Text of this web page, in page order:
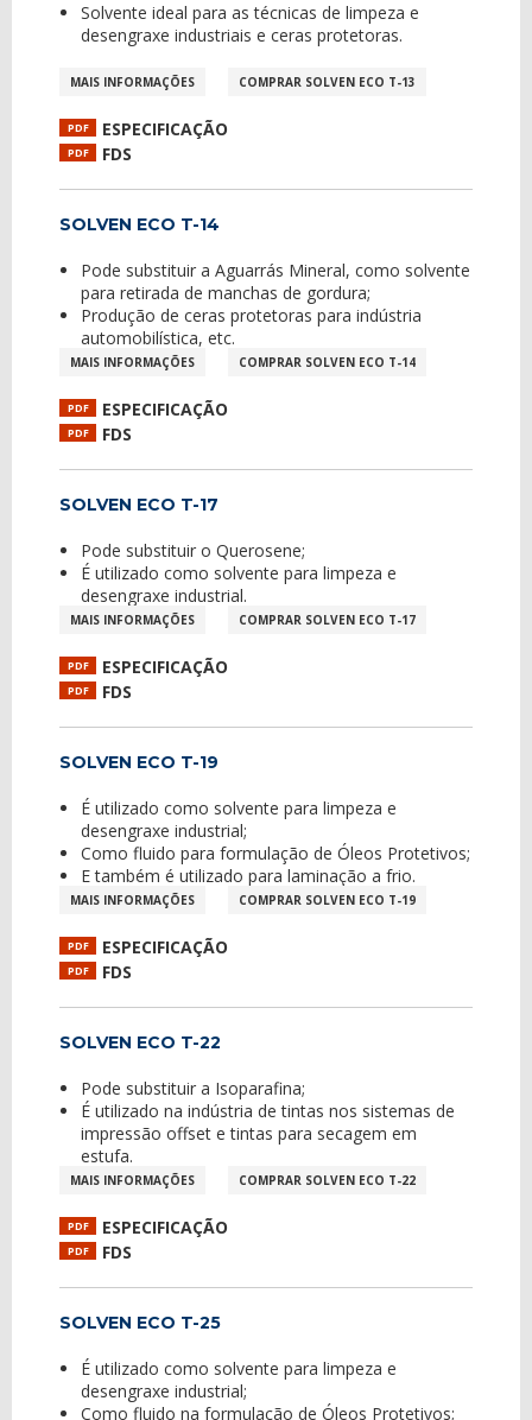
Solvente ideal para as técnicas de limpeza e
desengraxe industriais e ceras protetoras.
MAIS INFORMAÇÕES COMPRAR SOLVEN ECO T-13
PDF ESPECIFICAÇÃO
PDF FDS
SOLVEN ECO T-14
Pode substituir a Aguarrás Mineral, como solvente
para retirada de manchas de gordura;
Produção de ceras protetoras para indústria
automobilística, etc.
MAIS INFORMAÇÕES COMPRAR SOLVEN ECO T-14
PDF ESPECIFICAÇÃO
PDF FDS
SOLVEN ECO T-17
Pode substituir o Querosene;
É utilizado como solvente para limpeza e
desengraxe industrial.
MAIS INFORMAÇÕES COMPRAR SOLVEN ECO T-17
PDF ESPECIFICAÇÃO
PDF FDS
SOLVEN ECO T-19
É utilizado como solvente para limpeza e
desengraxe industrial;
Como fluido para formulação de Óleos Protetivos;
E também é utilizado para laminação a frio.
MAIS INFORMAÇÕES COMPRAR SOLVEN ECO T-19
PDF ESPECIFICAÇÃO
PDF FDS
SOLVEN ECO T-22
Pode substituir a Isoparafina;
É utilizado na indústria de tintas nos sistemas de
impressão offset e tintas para secagem em
estufa.
MAIS INFORMAÇÕES COMPRAR SOLVEN ECO T-22
PDF ESPECIFICAÇÃO
PDF FDS
SOLVEN ECO T-25
É utilizado como solvente para limpeza e
desengraxe industrial;
Como fluido na formulação de Óleos Protetivos;